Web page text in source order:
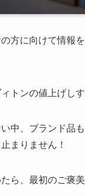
方に向けて情報を
トンの値上げし
中、ブランド品
まりません！
ら、最初のご褒